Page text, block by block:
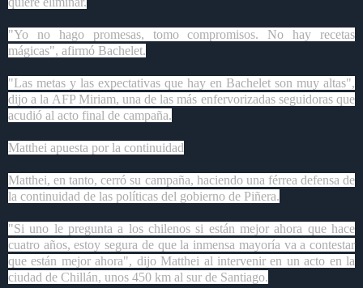
"Yo no hago promesas, tomo compromisos. No hay recetas
mágicas", afirmó Bachelet.
"Las metas y las expectativas que hay en Bachelet son muy altas",
dijo a la AFP Miriam, una de las más enfervorizadas seguidoras que
acudió al acto final de campaña.
Matthei apuesta por la continuidad
Matthei, en tanto, cerró su campaña, haciendo una férrea defensa de
la continuidad de las políticas del gobierno de Piñera.
"Si uno le pregunta a los chilenos si están mejor ahora que hace
cuatro años, estoy segura de que la inmensa mayoría va a contestar
que están mejor ahora", dijo Matthei al intervenir en un acto en la
ciudad de Chillán, unos 450 km al sur de Santiago.